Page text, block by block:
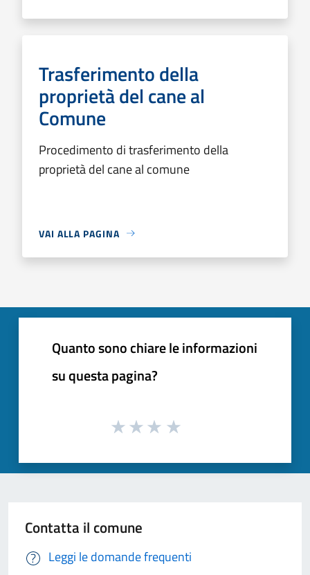
Trasferimento della
proprietà del cane al
Comune
Procedimento di trasferimento della
proprietà del cane al comune
VAI ALLA PAGINA
Quanto sono chiare le informazioni
su questa pagina?
Contatta il comune
Leggi le domande frequenti